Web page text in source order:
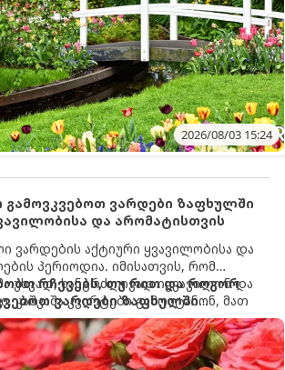
2026/08/03 15:24
ვარდები ზაფხულში
და არომატისთვის
ვარდების აქტიური ყვავილობისა და
პერიოდია. იმისათვის, რომ
უხვად, ხანგრძლივად იყვავილონ და
კაშკაშა კვირტები გამოიტანონ, მათ
და სწორი გამოკვება
ზაფხულის პერიოდში მცენარის
იცვლება, ამიტომ
რჩევებს, თუ რით და როგორ
ვარდები ზაფხულში
შედეგის მისაღწევად: